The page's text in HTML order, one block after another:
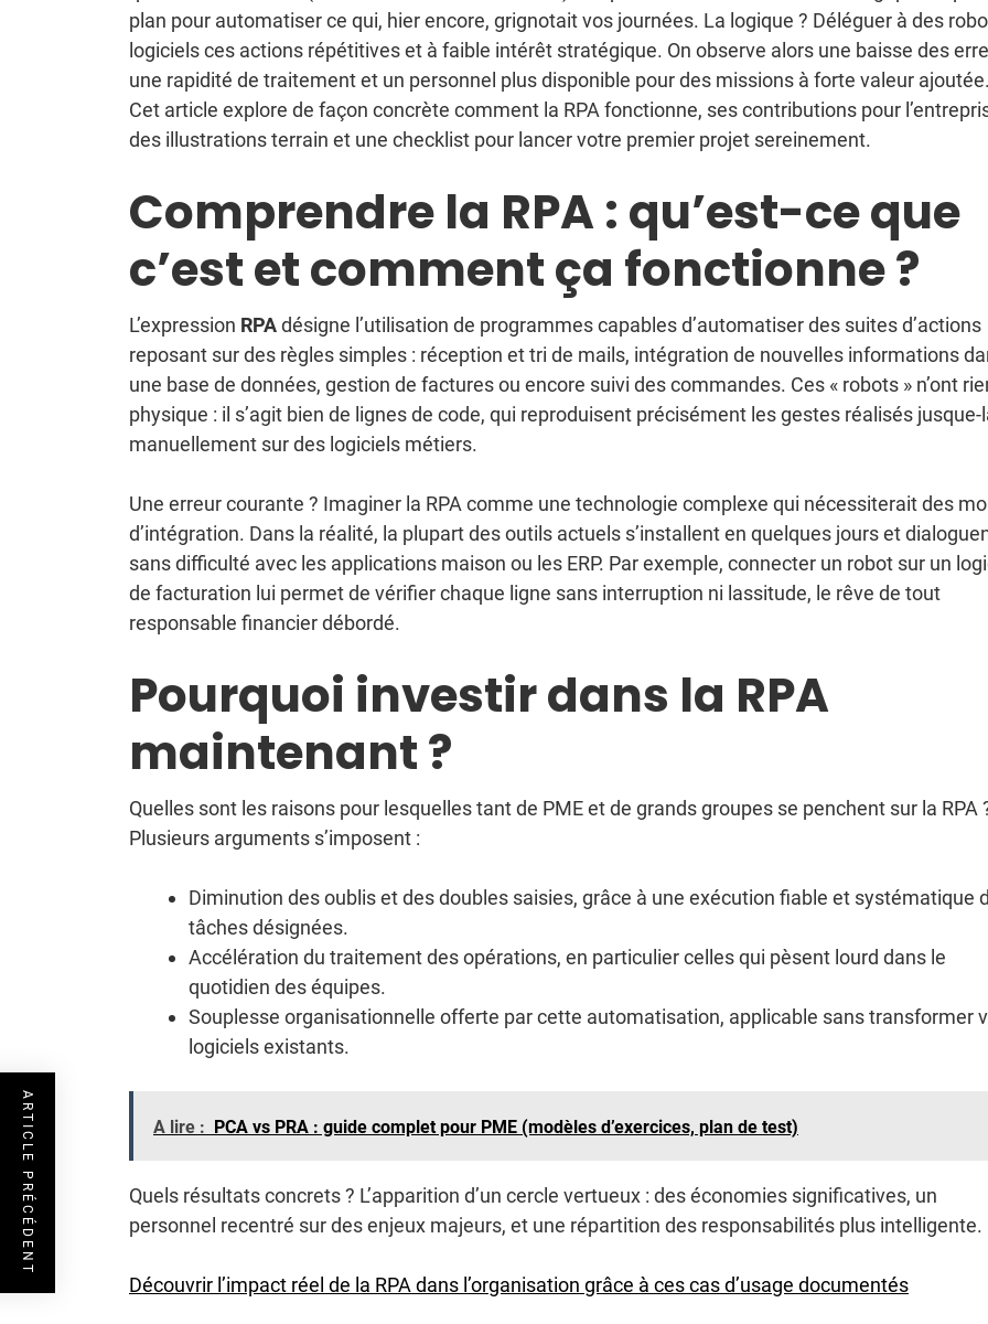
plan pour automatiser ce qui, hier encore, grignotait vos journées. La logique ? Déléguer à des
logiciels ces actions répétitives et à faible intérêt stratégique. On observe alors une baisse des
une rapidité de traitement et un personnel plus disponible pour des missions à forte valeur ajoutée.
Cet article explore de façon concrète comment la RPA fonctionne, ses contributions pour
des illustrations terrain et une checklist pour lancer votre premier projet sereinement.
Comprendre la RPA : qu’est-ce que
c’est et comment ça fonctionne ?
L’expression RPAdésigne l’utilisation de programmes capables d’automatiser des suites d’actions
reposant sur des règles simples : réception et tri de mails, intégration de nouvelles informations
une base de données, gestion de factures ou encore suivi des commandes. Ces « robots » n’ont
physique : il s’agit bien de lignes de code, qui reproduisent précisément les gestes réalisés jusque-
manuellement sur des logiciels métiers.
Une erreur courante ? Imaginer la RPA comme une technologie complexe qui nécessiterait des
d’intégration. Dans la réalité, la plupart des outils actuels s’installent en quelques jours et
sans difficulté avec les applications maison ou les ERP. Par exemple, connecter un robot sur un
de facturation lui permet de vérifier chaque ligne sans interruption ni lassitude, le rêve de tout
responsable financier débordé.
Pourquoi investir dans la RPA
maintenant ?
Quelles sont les raisons pour lesquelles tant de PME et de grands groupes se penchent sur la RPA
Plusieurs arguments s’imposent :
Diminution des oublis et des doubles saisies, grâce à une exécution fiable et systématique
tâches désignées.
Accélération du traitement des opérations, en particulier celles qui pèsent lourd dans le
quotidien des équipes.
Souplesse organisationnelle offerte par cette automatisation, applicable sans transformer
logiciels existants.
A lire : PCA vs PRA : guide complet pour PME (modèles d’exercices, plan de test)
Quels résultats concrets ? L’apparition d’un cercle vertueux : des économies significatives, un
personnel recentré sur des enjeux majeurs, et une répartition des responsabilités plus intelligente.
Découvrir l’impact réel de la RPA dans l’organisation grâce à ces cas d’usage documentés
ARTICLE PRÉCÉDENT